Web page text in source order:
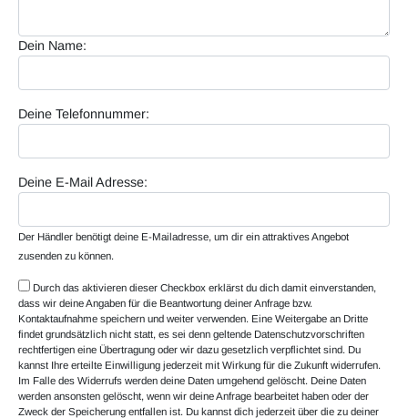
Dein Name:
Deine Telefonnummer:
Deine E-Mail Adresse:
Der Händler benötigt deine E-Mailadresse, um dir ein attraktives Angebot
zusenden zu können.
Durch das aktivieren dieser Checkbox erklärst du dich damit einverstanden,
dass wir deine Angaben für die Beantwortung deiner Anfrage bzw.
Kontaktaufnahme speichern und weiter verwenden. Eine Weitergabe an Dritte
findet grundsätzlich nicht statt, es sei denn geltende Datenschutzvorschriften
rechtfertigen eine Übertragung oder wir dazu gesetzlich verpflichtet sind. Du
kannst Ihre erteilte Einwilligung jederzeit mit Wirkung für die Zukunft widerrufen.
Im Falle des Widerrufs werden deine Daten umgehend gelöscht. Deine Daten
werden ansonsten gelöscht, wenn wir deine Anfrage bearbeitet haben oder der
Zweck der Speicherung entfallen ist. Du kannst dich jederzeit über die zu deiner